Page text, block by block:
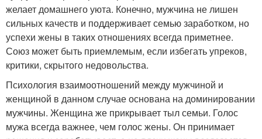
желает домашнего уюта. Конечно, мужчина не лишен
сильных качеств и поддерживает семью заработком, но
успехи жены в таких отношениях всегда приметнее.
Союз может быть приемлемым, если избегать упреков,
критики, скрытого недовольства.
Психология взаимоотношений между мужчиной и
женщиной в данном случае основана на доминировании
мужчины. Женщина же прикрывает тыл семьи. Голос
мужа всегда важнее, чем голос жены. Он принимает